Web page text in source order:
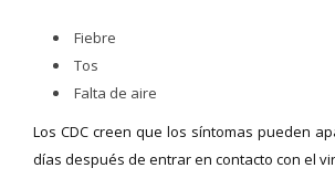
Fiebre
Tos
Falta de aire
Los CDC creen que los síntomas pueden
días después de entrar en contacto con el